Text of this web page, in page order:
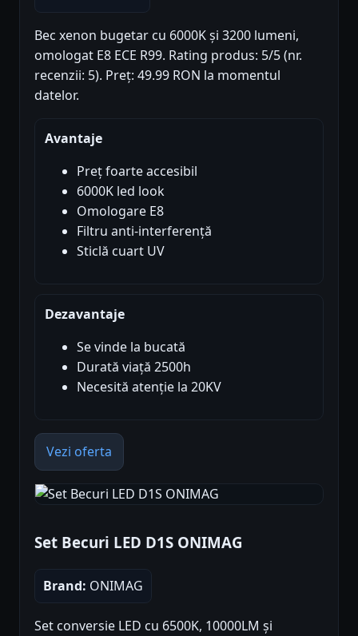
Bec xenon bugetar cu 6000K și 3200 lumeni,
omologat E8 ECE R99. Rating produs: 5/5 (nr.
recenzii: 5). Preț: 49.99 RON la momentul
datelor.
Avantaje
Preț foarte accesibil
6000K led look
Omologare E8
Filtru anti-interferență
Sticlă cuart UV
Dezavantaje
Se vinde la bucată
Durată viață 2500h
Necesită atenție la 20KV
Vezi oferta
Set Becuri LED D1S ONIMAG
Brand: ONIMAG
Set conversie LED cu 6500K, 10000LM și